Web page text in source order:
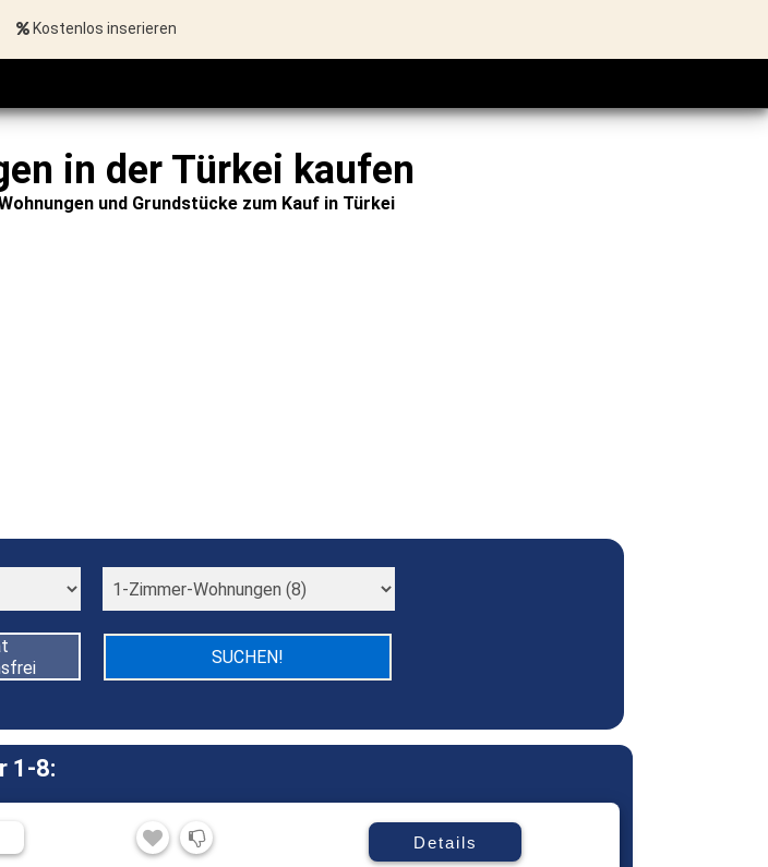
in der Türkei kaufen
und Grundstücke zum Kauf in Türkei
Kostenlos inserieren
1-8:
Details